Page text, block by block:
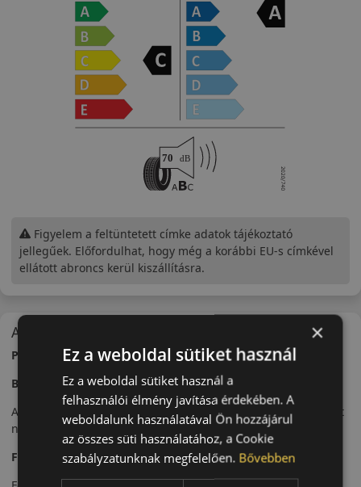
A mintázat
Pirelli P Zero Sport PZ4 – Sportos prémium abroncs
Bevezető
A Pirelli P
Zero
Sport PZ4 egy prémium sportabroncs, amelyet
nagy teljesítményű járművekhez fejlesztettek.
Futófelület és tapadás
Figyelem a feltüntetett címke adatok tájékoztató
jellegűek. Előfordulhat, hogy még a korábbi EU-s címkével
ellátott abroncs kerül kiszállításra.
×
Ez a weboldal sütiket használ
Ez a weboldal sütiket használ a
felhasználói élmény javítása érdekében. A
weboldalunk használatával Ön hozzájárul
az összes süti használatához, a Cookie
szabályzatunknak megfelelően. Bővebben